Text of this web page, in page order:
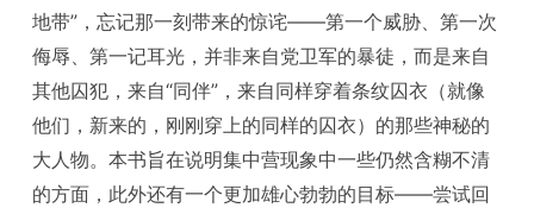
地带”，忘记那一刻带来的惊诧——第一个威胁、第一次
侮辱、第一记耳光，并非来自党卫军的暴徒，而是来自
其他囚犯，来自“同伴”，来自同样穿着条纹囚衣（就像
他们，新来的，刚刚穿上的同样的囚衣）的那些神秘的
大人物。本书旨在说明集中营现象中一些仍然含糊不清
的方面，此外还有一个更加雄心勃勃的目标——尝试回